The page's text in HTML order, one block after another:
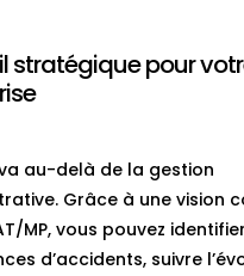
stratégique pour
au-delà de la gestion
Grâce à une vision
MP, vous pouvez
d’accidents, suivre